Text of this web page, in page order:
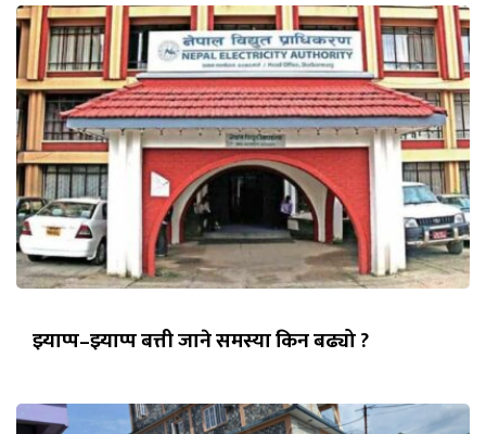
झ्याप्प–झ्याप्प बत्ती जाने समस्या किन बढ्यो ?